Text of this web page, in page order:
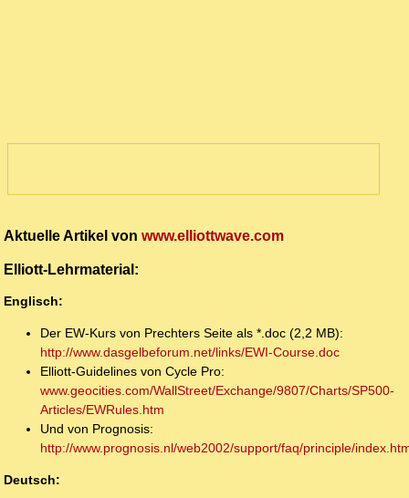
Aktuelle Artikel von www.elliottwave.com
Elliott-Lehrmaterial:
Englisch:
Der EW-Kurs von Prechters Seite als *.doc (2,2 MB):
http://www.dasgelbeforum.net/links/EWI-Course.doc
Elliott-Guidelines von Cycle Pro:
www.geocities.com/WallStreet/Exchange/9807/Charts/SP500-
Articles/EWRules.htm
Und von Prognosis:
http://www.prognosis.nl/web2002/support/faq/principle/
Deutsch: